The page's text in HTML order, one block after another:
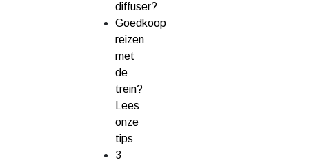
diffuser?
Goedkoop
reizen
met
de
trein?
Lees
onze
tips
3